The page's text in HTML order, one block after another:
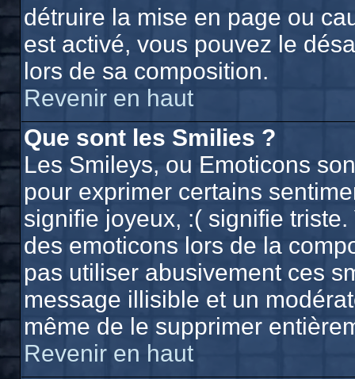
détruire la mise en page ou
est activé, vous pouvez le
lors de sa composition.
Revenir en haut
Que sont les Smilies ?
Les Smileys, ou Emoticons
pour exprimer certains
signifie joyeux, :( signifie
des emoticons lors de la
pas utiliser abusivement ces
message illisible et un
même de le supprimer
Revenir en haut